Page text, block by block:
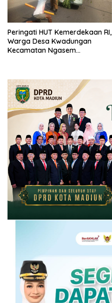
Peringati HUT Kemerdekaan RI,
Warga Desa Kwadungan
Kecamatan Ngasem